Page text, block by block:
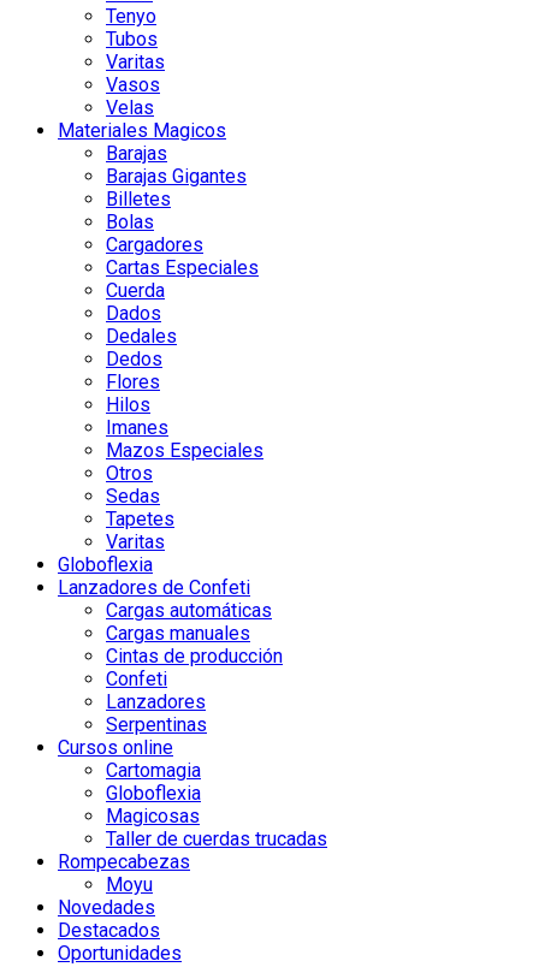
Tenyo
Tubos
Varitas
Vasos
Velas
Materiales Magicos
Barajas
Barajas Gigantes
Billetes
Bolas
Cargadores
Cartas Especiales
Cuerda
Dados
Dedales
Dedos
Flores
Hilos
Imanes
Mazos Especiales
Otros
Sedas
Tapetes
Varitas
Globoflexia
Lanzadores de Confeti
Cargas automáticas
Cargas manuales
Cintas de producción
Confeti
Lanzadores
Serpentinas
Cursos online
Cartomagia
Globoflexia
Magicosas
Taller de cuerdas trucadas
Rompecabezas
Moyu
Novedades
Destacados
Oportunidades